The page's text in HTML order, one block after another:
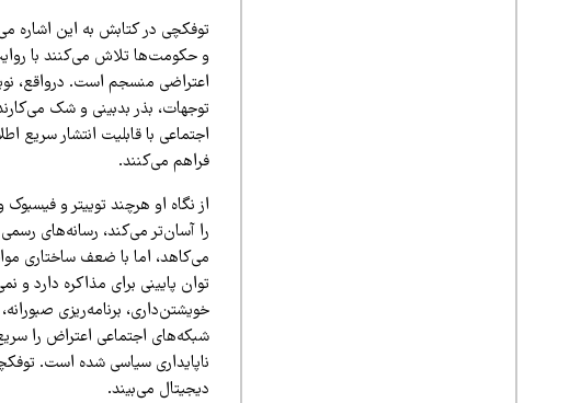
توفکچی در کتابش به این اشاره
و حکومت‌ها تلاش می‌کنند با
اعتراضی منسجم است. درواقع،
توجهات، بذر بدبینی و شک
اجتماعی با قابلیت انتشار سریع
فراهم می‌کنند.
از نگاه او هرچند توییتر و
را آسان‌تر می‌کند، رسانه‌های
می‌کاهد، اما با ضعف ساختاری
توان پایینی برای مذاکره دارد و
خویشتن‌داری، برنامه‌ریزی
شبکه‌های اجتماعی اعتراض را
ناپایداری سیاسی شده است.
دیجیتال می‌بیند.